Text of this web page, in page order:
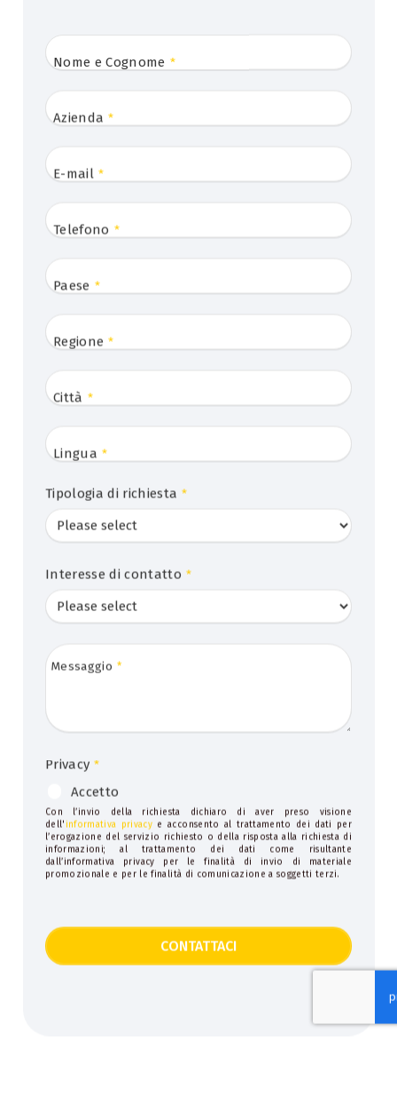
Nome e Cognome *
Azienda *
E-mail *
Telefono *
Paese *
Regione *
Città *
Lingua *
Tipologia di richiesta *
Interesse di contatto *
Messaggio *
Privacy *
Accetto
Con l’invio della richiesta dichiaro di aver preso visione
dell' informativa privacy e acconsento al trattamento dei dati per
l’erogazione del servizio richiesto o della risposta alla richiesta di
informazioni; al trattamento dei dati come risultante
dall’informativa privacy per le finalità di invio di materiale
promozionale e per le finalità di comunicazione a soggetti terzi.
CONTATTACI